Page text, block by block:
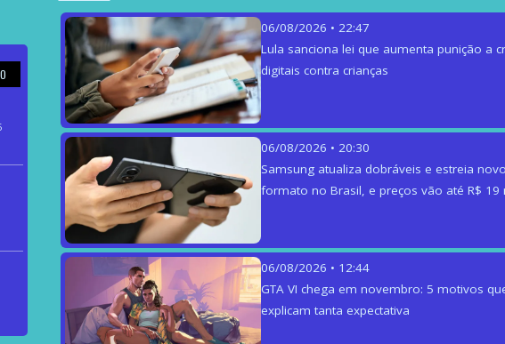
06/08/2026 • 22:47
Lula sanciona lei que aumenta punição a
digitais contra crianças
06/08/2026 • 20:30
Samsung atualiza dobráveis e estreia novo
formato no Brasil, e preços vão até R$ 19
06/08/2026 • 12:44
GTA VI chega em novembro: 5 motivos
explicam tanta expectativa